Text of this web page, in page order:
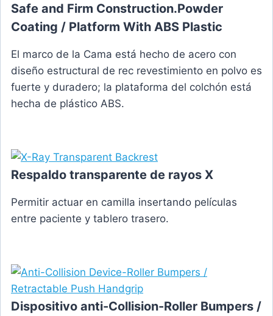
Safe and Firm Construction.Powder
Coating / Platform With ABS Plastic
El marco de la Cama está hecho de acero con
diseño estructural de rec revestimiento en polvo es
fuerte y duradero; la plataforma del colchón está
hecha de plástico ABS.
Respaldo transparente de rayos X
Permitir actuar en camilla insertando películas
entre paciente y tablero trasero.
Dispositivo anti-Collision-Roller Bumpers /